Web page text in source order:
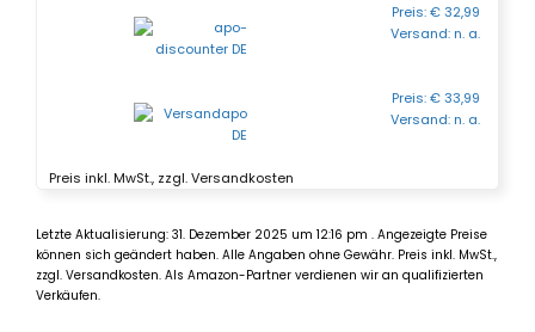
Preis: € 32,99
Versand: n. a.
Preis: € 33,99
Versand: n. a.
Preis inkl. MwSt., zzgl. Versandkosten
Letzte Aktualisierung: 31. Dezember 2025 um 12:16 pm . Angezeigte Preise
können sich geändert haben. Alle Angaben ohne Gewähr. Preis inkl. MwSt.,
zzgl. Versandkosten. Als Amazon-Partner verdienen wir an qualifizierten
Verkäufen.